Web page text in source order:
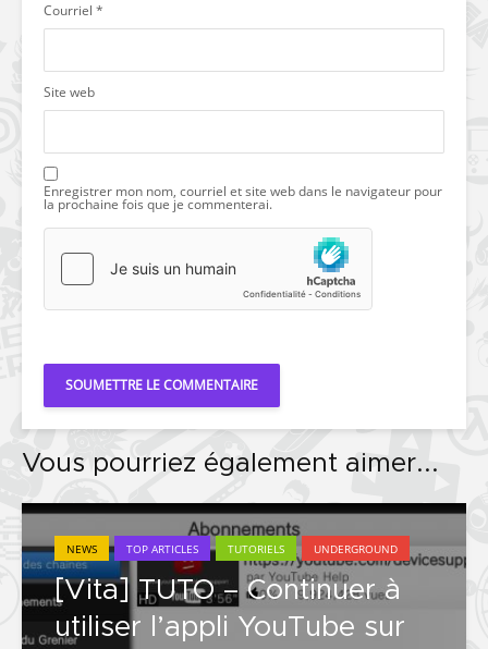
Courriel *
Site web
Enregistrer mon nom, courriel et site web dans le navigateur pour
la prochaine fois que je commenterai.
Vous pourriez également aimer...
NEWS TOP ARTICLES TUTORIELS UNDERGROUND
[Vita] TUTO – Continuer à
utiliser l’appli YouTube sur